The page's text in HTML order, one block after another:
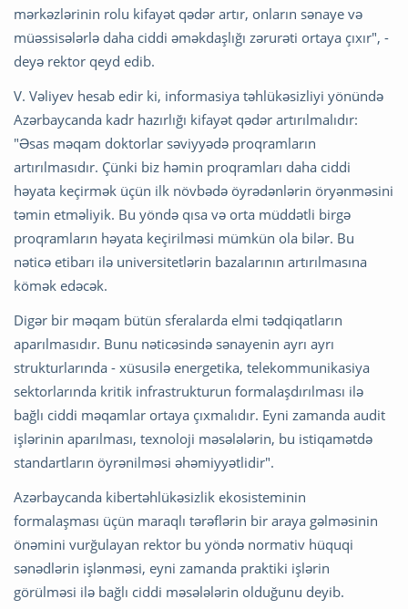
mərkəzlərinin rolu kifayət qədər artır, onların sənaye və
müəssisələrlə daha ciddi əməkdaşlığı zərurəti ortaya çıxır", -
deyə rektor qeyd edib.
V. Vəliyev hesab edir ki, informasiya təhlükəsizliyi yönündə
Azərbaycanda kadr hazırlığı kifayət qədər artırılmalıdır:
"Əsas məqam doktorlar səviyyədə proqramların
artırılmasıdır. Çünki biz həmin proqramları daha ciddi
həyata keçirmək üçün ilk növbədə öyrədənlərin öryənməsini
təmin etməliyik. Bu yöndə qısa və orta müddətli birgə
proqramların həyata keçirilməsi mümkün ola bilər. Bu
nəticə etibarı ilə universitetlərin bazalarının artırılmasına
kömək edəcək.
Digər bir məqam bütün sferalarda elmi tədqiqatların
aparılmasıdır. Bunu nəticəsində sənayenin ayrı ayrı
strukturlarında - xüsusilə energetika, telekommunikasiya
sektorlarında kritik infrastrukturun formalaşdırılması ilə
bağlı ciddi məqamlar ortaya çıxmalıdır. Eyni zamanda audit
işlərinin aparılması, texnoloji məsələlərin, bu istiqamətdə
standartların öyrənilməsi əhəmiyyətlidir".
Azərbaycanda kibertəhlükəsizlik ekosisteminin
formalaşması üçün maraqlı tərəflərin bir araya gəlməsinin
önəmini vurğulayan rektor bu yöndə normativ hüquqi
sənədlərin işlənməsi, eyni zamanda praktiki işlərin
görülməsi ilə bağlı ciddi məsələlərin olduğunu deyib.